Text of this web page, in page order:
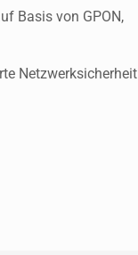
Basis von GPON,
Netzwerksicherheit